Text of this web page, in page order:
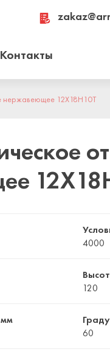
Контакты
нержавеющее 12Х18Н10Т
4000
120
60